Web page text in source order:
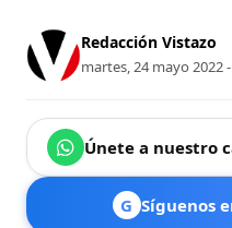
Redacción Vistazo
martes, 24 mayo 2022
Únete a nuestro
G Síguenos